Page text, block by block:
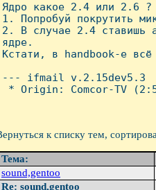
Ядро какое 2.4 или 2.6 ?
1. Попробуй покрутить
2. В случае 2.4
ядре.
Кстати, в handbook-е
--- ifmail v.2.15dev5.3
* Origin: Comcor-TV
к списку тем,
Тема:
sound,gentoo
Re: sound,gentoo